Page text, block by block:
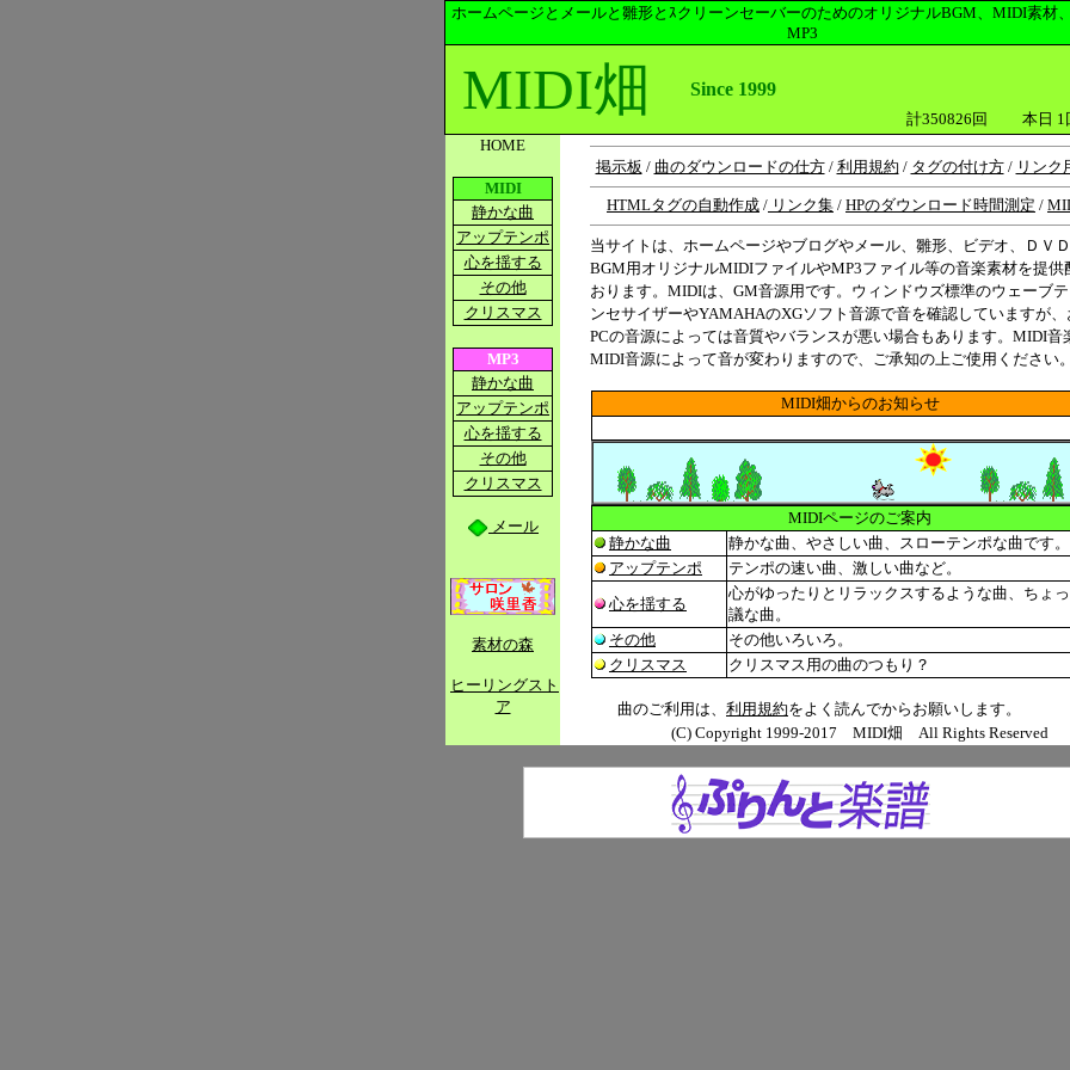
ホームページとメールと雛形とｽクリーンセーバーのためのオリジナルBGM、MIDI素材
MP3
MIDI畑 Since 1999
計350826 回 本日 1
HOME
MIDI
静かな曲
アップテンポ
心を揺する
その他
クリスマス
MP3
静かな曲
アップテンポ
心を揺する
その他
クリスマス
メール
素材の森
ヒーリングスト
ア
掲示板 / 曲のダウンロードの仕方/ 利用規約 / タグの付け方/ リンク
HTMLタグの自動作成 / リンク集 / HPのダウンロード時間測定 /
当サイトは、ホームページやブログやメール、雛形、ビデオ、ＤＶ
BGM用オリジナルMIDIファイルやMP3ファイル等の音楽素材を提供
おります。MIDIは、GM音源用です。ウィンドウズ標準のウェーブ
ンセサイザーやYAMAHAのXGソフト音源で音を確認していますが、
PCの音源によっては音質やバランスが悪い場合もあります。MIDI音
MIDI音源によって音が変わりますので、ご承知の上ご使用ください
MIDI畑からのお知らせ
MIDIページのご案内
静かな曲
静かな曲、やさしい曲、スローテンポな曲です。
アップテンポ
テンポの速い曲、激しい曲など。
心を揺する
心がゆったりとリラックスするような曲、ちょ
議な曲。
その他
その他いろいろ。
クリスマス
クリスマス用の曲のつもり？
曲のご利用は、 利用規約をよく読んでからお願いします。
(C) Copyright 1999-2017 MIDI畑 All Rights Reserved